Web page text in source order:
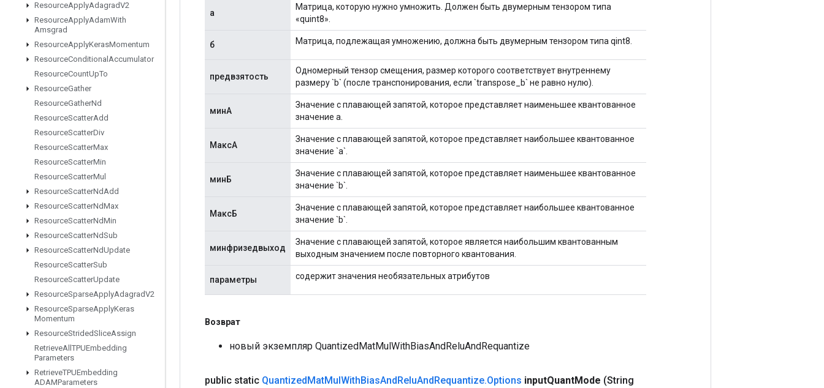
ResourceApplyAdagradV2
ResourceApplyAdamWith
Amsgrad
ResourceApplyKerasMomentum
ResourceConditional Accumulator
ResourceCountUpTo
ResourceGather
ResourceGatherNd
ResourceScatterAdd
ResourceScatterDiv
ResourceScatterMax
ResourceScatterMin
ResourceScatterMul
ResourceScatterNdAdd
ResourceScatterNdMax
ResourceScatterNdMin
ResourceScatterNdSub
ResourceScatterNdUpdate
ResourceScatterSub
ResourceScatterUpdate
ResourceSparseApplyAdagradV2
ResourceSparseApplyKeras
Momentum
ResourceStridedSliceAssign
RetrieveAll TPUEmbedding
Parameters
RetrieveTPUEmbedding
ADAMParameters
а
Матрица, которую нужно умножить. Должен быть двумерным тензором типа
«quint8».
б Матрица, подлежащая умножению, должна быть двумерным тензором типа qint8.
предвзятость
Одномерный тензор смещения, размер которого соответствует внутреннему
размеру `b` (после транспонирования, если `transpose_b` не равно нулю).
минА
Значение с плавающей запятой, которое представляет наименьшее квантованное
значение a.
МаксА
Значение с плавающей запятой, которое представляет наибольшее квантованное
значение `a`.
минБ
Значение с плавающей запятой, которое представляет наименьшее квантованное
значение `b`.
МаксБ
Значение с плавающей запятой, которое представляет наибольшее квантованное
значение `b`.
минфризедвыход
Значение с плавающей запятой, которое является наибольшим квантованным
выходным значением после повторного квантования.
параметры содержит значения необязательных атрибутов
Возврат
новый экземпляр QuantizedMatMulWithBiasAndReluAndRequantize
public static QuantizedMatMulWithBiasAndReluAndRequantize.Options inputQuantMode (String